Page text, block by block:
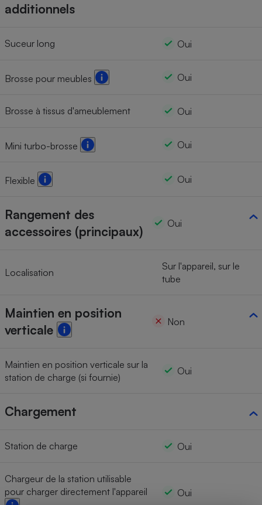
additionnels
Suceur long Oui
Brosse pour meubles Oui
Brosse à tissus d'ameublement Oui
Mini turbo-brosse Oui
Flexible Oui
Rangement des
accessoires (principaux)
Oui
Localisation
Sur l'appareil, sur le
tube
Maintien en position
verticale
Non
Maintien en position verticale sur la
station de charge (si fournie)
Oui
Chargement
Station de charge Oui
Chargeur de la station utilisable
pour charger directement l'appareil
Oui